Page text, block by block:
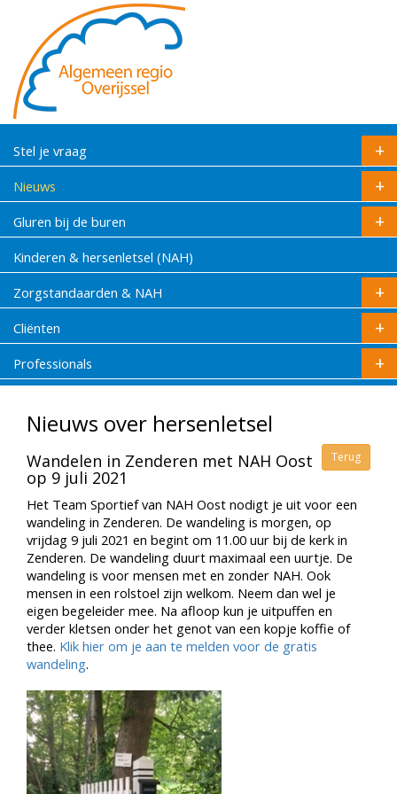
Stel je vraag
Nieuws
Gluren bij de buren
Kinderen & hersenletsel (NAH)
Zorgstandaarden & NAH
Cliënten
Professionals
Nieuws over hersenletsel
Terug
Wandelen in Zenderen met NAH Oost
op 9 juli 2021
Het Team Sportief van NAH Oost nodigt je uit voor een
wandeling in Zenderen. De wandeling is morgen, op
vrijdag 9 juli 2021 en begint om 11.00 uur bij de kerk in
Zenderen. De wandeling duurt maximaal een uurtje. De
wandeling is voor mensen met en zonder NAH. Ook
mensen in een rolstoel zijn welkom. Neem dan wel je
eigen begeleider mee. Na afloop kun je uitpuffen en
verder kletsen onder het genot van een kopje koffie of
thee. Klik hier om je aan te melden voor de gratis
wandeling.